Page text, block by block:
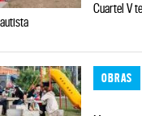
Cuartel V
autista
OBRAS